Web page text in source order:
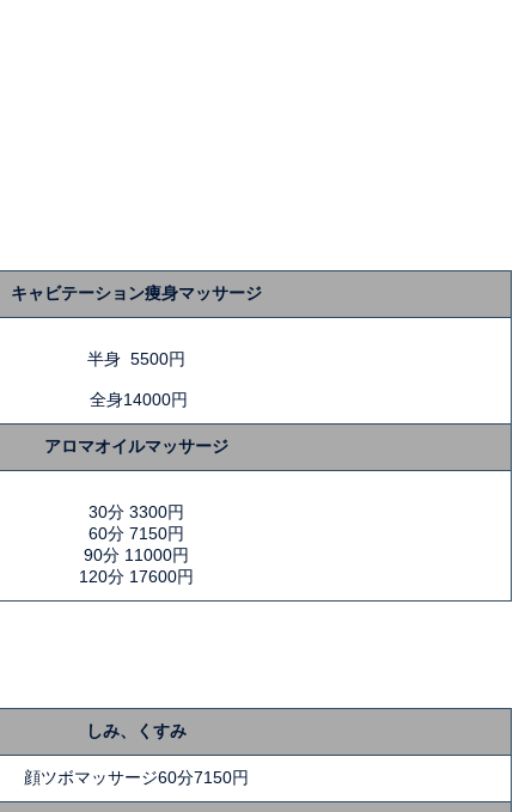
キャビテーション痩身マッサージ
半身 5500円
全身14000円
アロマオイルマッサージ
30分 3300円
60分 7150円
90分 11000円
120分 17600円
しみ、くすみ
顔ツボマッサージ60分7150円